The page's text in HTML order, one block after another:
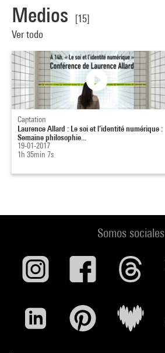
Medios
[15]
Ver todo
Captation
Laurence Allard : Le soi et l’identité numérique :
Semaine philosophie...
19-01-2017
1h 35min 7s
Somos sociales